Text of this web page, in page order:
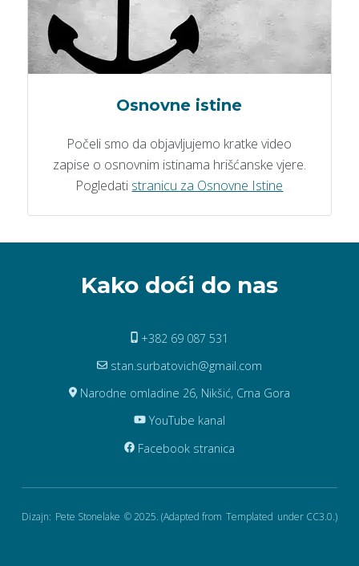
Osnovne istine
Počeli smo da objavljujemo kratke video
zapise o osnovnim istinama hrišćanske vjere.
Pogledati stranicu za Osnovne Istine
Kako doći do nas
+382 69 087 531
stan.surbatovich@gmail.com
Narodne omladine 26, Nikšić, Crna Gora
YouTube kanal
Facebook stranica
Dizajn: Pete Stonelake © 2025. (Adapted from Templated under CC3.0.)